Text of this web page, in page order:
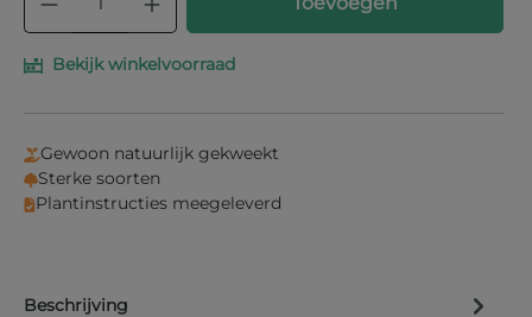
Bekijk winkelvoorraad
Gewoon natuurlijk gekweekt
Sterke soorten
Plantinstructies meegeleverd
Beschrijving